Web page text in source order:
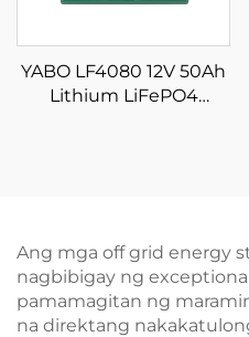
YABO LF4080 12V 50Ah
Lithium LiFePO4
Ang mga off grid energy
nagbibigay ng
pamamagitan ng
na direktang